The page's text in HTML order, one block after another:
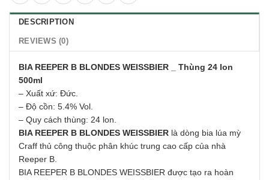
DESCRIPTION
REVIEWS (0)
BIA REEPER B BLONDES WEISSBIER _ Thùng 24 lon
500ml
– Xuất xứ: Đức.
– Độ cồn: 5.4% Vol.
– Quy cách thùng: 24 lon.
BIA REEPER B BLONDES WEISSBIER là dòng bia lúa mỳ
Craff thủ công thuộc phân khúc trung cao cấp của nhà
Reeper B.
BIA REEPER B BLONDES WEISSBIER được tạo ra hoàn